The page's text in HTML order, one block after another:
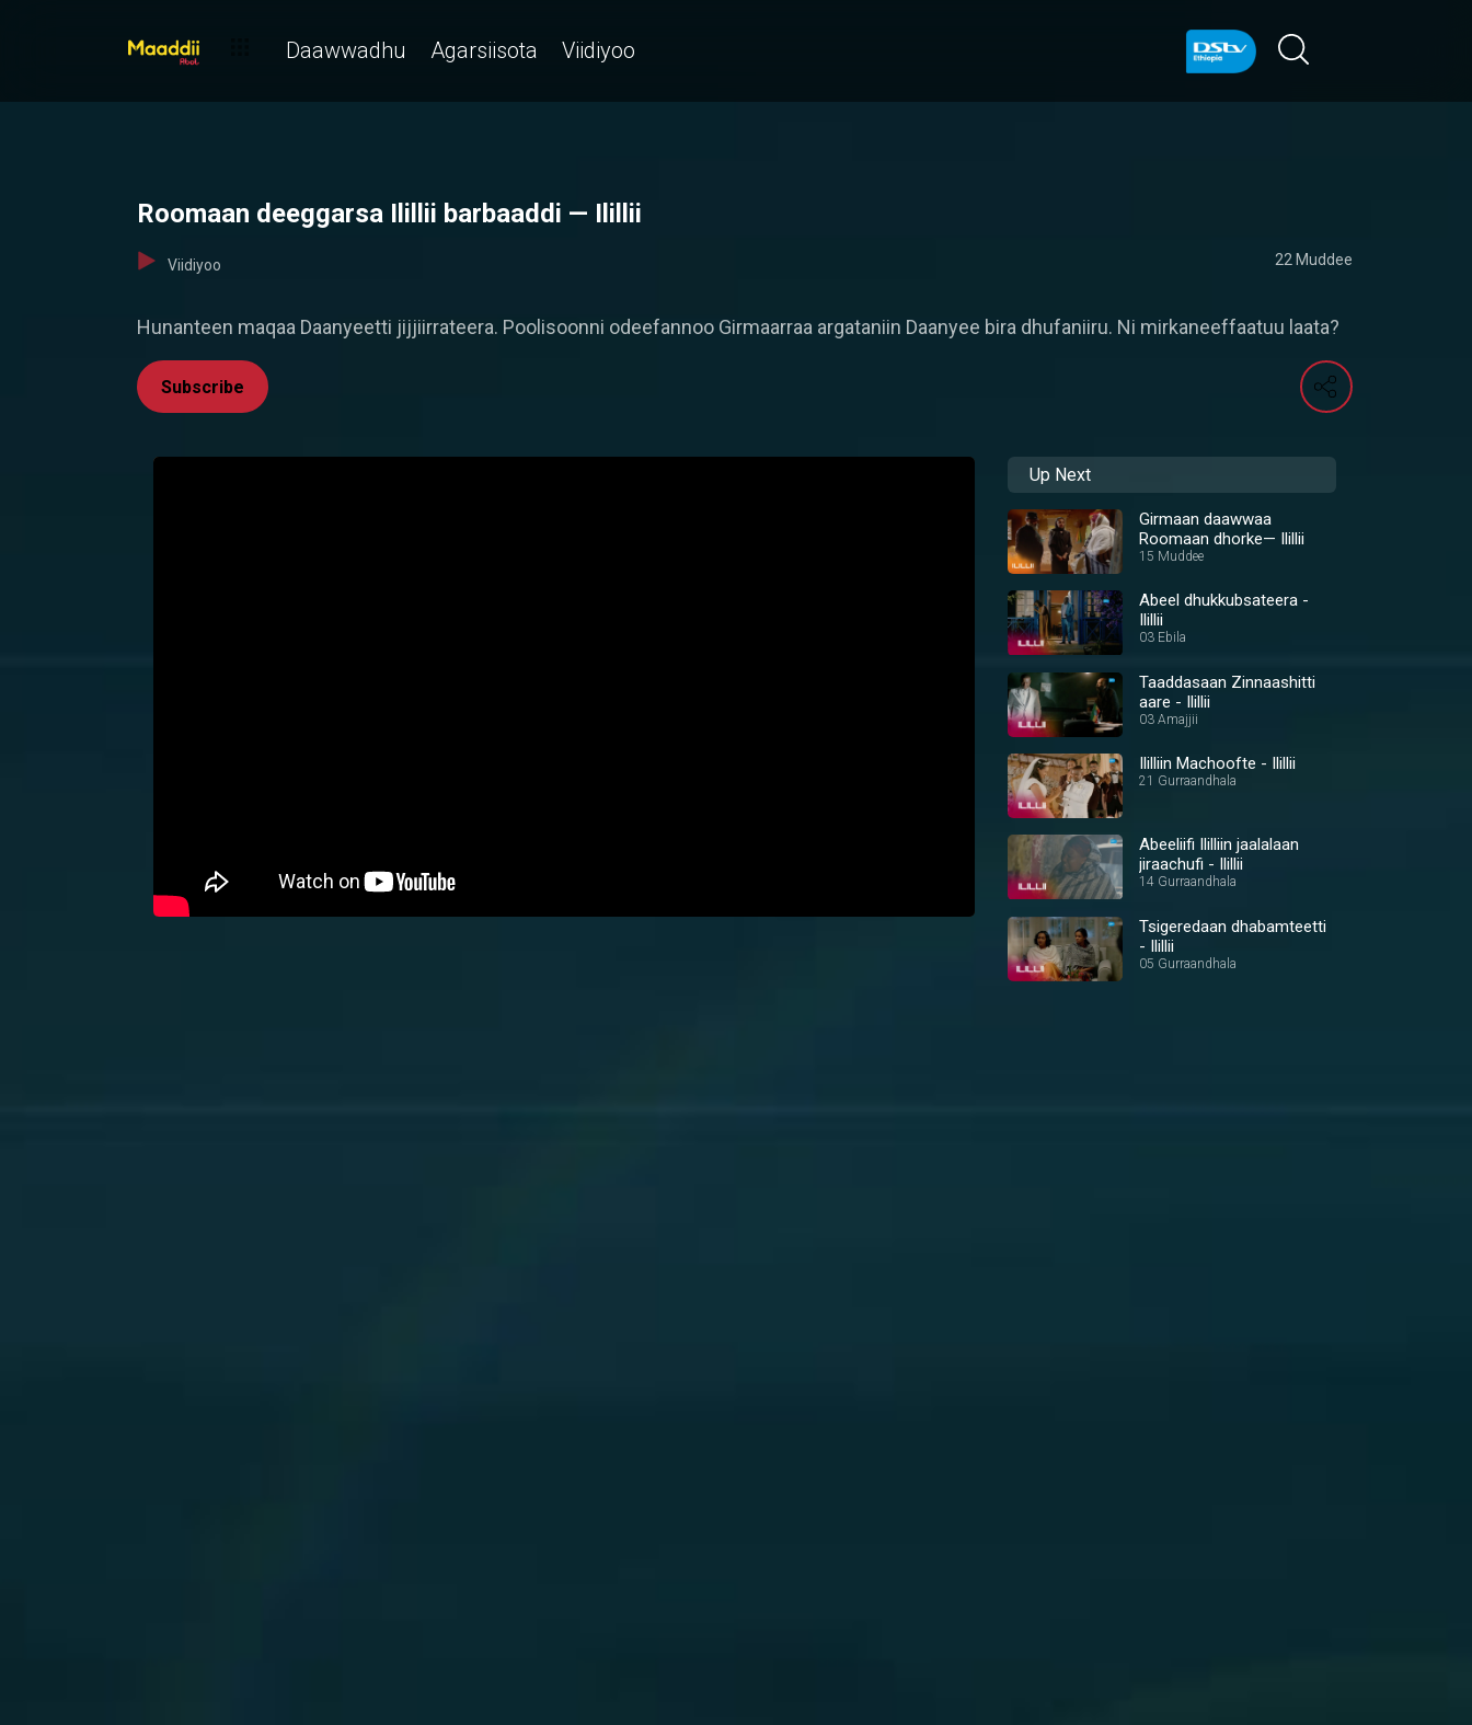
Daawwadhu Agarsiisota Viidiyoo
Roomaan deeggarsa Ilillii barbaaddi — Ilillii
Viidiyoo 22 Muddee
Hunanteen maqaa Daanyeetti jijjiirrateera. Poolisoonni odeefannoo Girmaarraa argataniin Daanyee bira dhufaniiru. Ni mirkaneeffaatuu laata?
Subscribe
Up Next
Girmaan daawwaa
Roomaan dhorke— Ilillii
15 Muddee
Abeel dhukkubsateera -
Ilillii
03 Ebila
Taaddasaan Zinnaashitti
aare - Ilillii
03 Amajjii
Ililliin Machoofte - Ilillii
21 Gurraandhala
Abeeliifi Ililliin jaalalaan
jiraachufi - Ilillii
14 Gurraandhala
Tsigeredaan dhabamteetti
- Ilillii
05 Gurraandhala